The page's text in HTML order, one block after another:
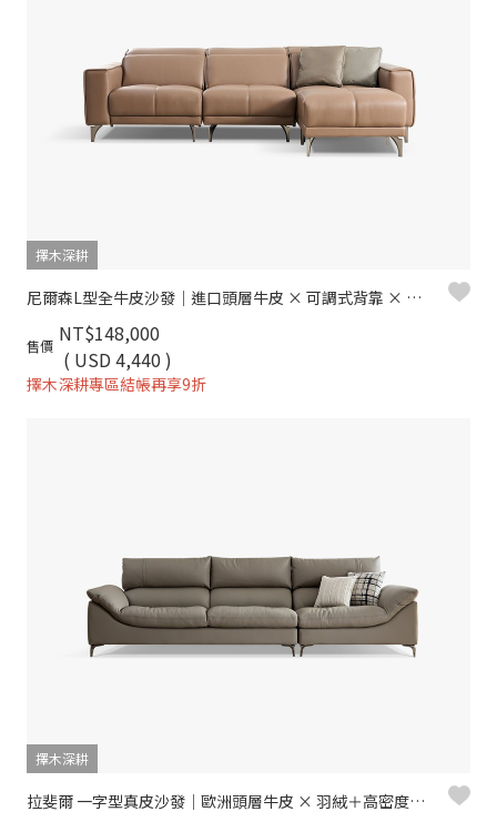
擇木深耕
尼爾森L型全牛皮沙發｜進口頭層牛皮 × 可調式背靠 × 十年骨架保固 – 擇木深耕系列
售價 NT$148,000
( USD 4,440 )
擇木深耕專區結帳再享9折
擇木深耕
拉斐爾 一字型真皮沙發｜歐洲頭層牛皮 × 羽絨＋高密度彈力坐墊 × 十年骨架保固 – 擇木深耕系列